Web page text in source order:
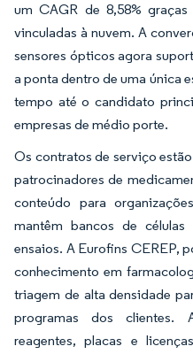
um CAGR de 8,58%
vinculadas à nuvem. A
sensores ópticos agora
a ponta dentro de uma única
tempo até o candidato
empresas de médio porte.
Os contratos de serviço
patrocinadores de
conteúdo para
mantêm bancos de
ensaios. A Eurofins CEREP,
conhecimento em
triagem de alta densidade
programas dos clientes.
reagentes, placas e